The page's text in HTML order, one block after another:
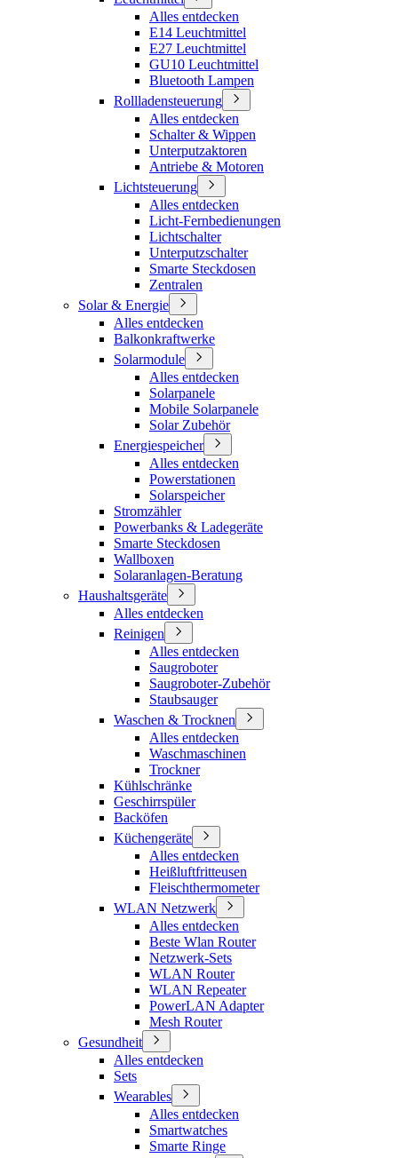
Alles entdecken
E14 Leuchtmittel
E27 Leuchtmittel
GU10 Leuchtmittel
Bluetooth Lampen
Rollladensteuerung
Alles entdecken
Schalter & Wippen
Unterputzaktoren
Antriebe & Motoren
Lichtsteuerung
Alles entdecken
Licht-Fernbedienungen
Lichtschalter
Unterputzschalter
Smarte Steckdosen
Zentralen
Solar & Energie
Alles entdecken
Balkonkraftwerke
Solarmodule
Alles entdecken
Solarpanele
Mobile Solarpanele
Solar Zubehör
Energiespeicher
Alles entdecken
Powerstationen
Solarspeicher
Stromzähler
Powerbanks & Ladegeräte
Smarte Steckdosen
Wallboxen
Solaranlagen-Beratung
Haushaltsgeräte
Alles entdecken
Reinigen
Alles entdecken
Saugroboter
Saugroboter-Zubehör
Staubsauger
Waschen & Trocknen
Alles entdecken
Waschmaschinen
Trockner
Kühlschränke
Geschirrspüler
Backöfen
Küchengeräte
Alles entdecken
Heißluftfritteusen
Fleischthermometer
WLAN Netzwerk
Alles entdecken
Beste Wlan Router
Netzwerk-Sets
WLAN Router
WLAN Repeater
PowerLAN Adapter
Mesh Router
Gesundheit
Alles entdecken
Sets
Wearables
Alles entdecken
Smartwatches
Smarte Ringe